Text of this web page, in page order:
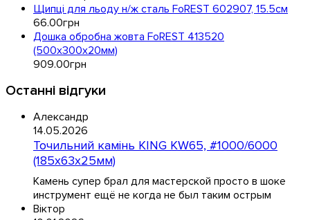
Щипці для льоду н/ж сталь FoREST 602907, 15.5см
66.00грн
Дошка обробна жовта FoREST 413520
(500x300x20мм)
909.00грн
Останні відгуки
Александр
14.05.2026
Точильний камінь KING KW65, #1000/6000
(185х63х25мм)
Камень супер брал для мастерской просто в шоке
инструмент ещё не когда не был таким острым
Віктор